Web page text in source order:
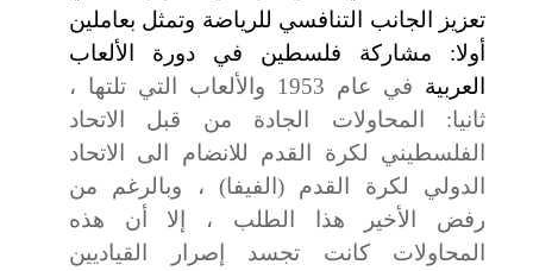
تعزيز الجانب التنافسي للرياضة وتمثل بعاملين
أولا: مشاركة فلسطين في دورة الألعاب
العربية
في عام 1953 والألعاب التي تلتها ،
ثانيا: المحاولات الجادة من قبل الاتحاد
الفلسطيني لكرة القدم للانضام الى الاتحاد
الدولي لكرة القدم (الفيفا) ، وبالرغم من
رفض الأخير هذا الطلب ، إلا أن هذه
المحاولات كانت تجسد إصرار القياديين